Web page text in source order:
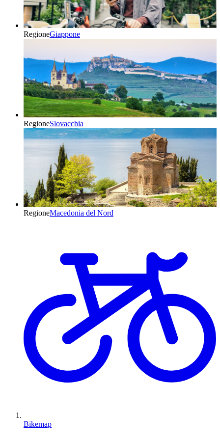
RegioneGiappone
RegioneSlovacchia
RegioneMacedonia del Nord
Bikemap